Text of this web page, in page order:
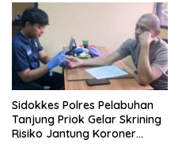
Sidokkes Polres Pelabuhan
Tanjung Priok Gelar Skrining
Risiko Jantung Koroner